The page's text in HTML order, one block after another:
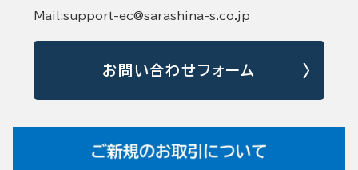
Mail:support-ec@sarashina-s.co.jp
お問い合わせフォーム